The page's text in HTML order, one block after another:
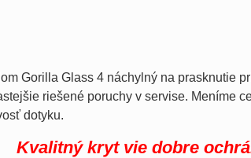
Gorilla Glass 4 náchylný na prasknutie
riešené poruchy v servise. Meníme
dotyku.
Kvalitný kryt vie dobre